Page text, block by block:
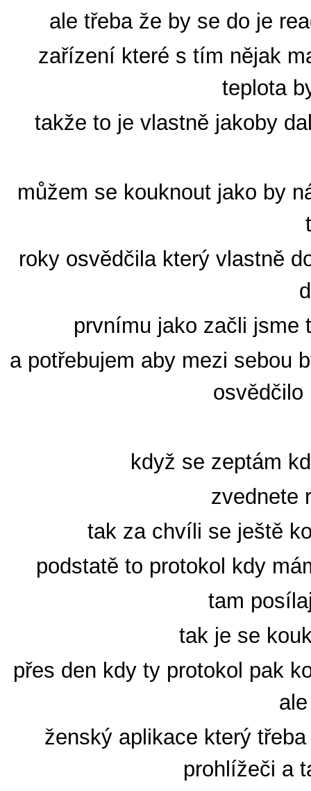
ale třeba že by se do je
zařízení které s tím nějak
teplota
takže to je vlastně jakoby
můžem se kouknout jako by
roky osvědčila který vlastně
prvnímu jako začli jsme
a potřebujem aby mezi sebou
osvědčilo
když se zeptám
zvednete
tak za chvíli se ještě
podstatě to protokol kdy
tam
tak je se
přes den kdy ty protokol pak
ženský aplikace který
prohlížeči a